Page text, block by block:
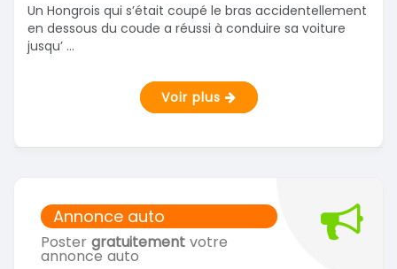
Annonce auto
Poster gratuitement votre
annonce auto
Un Hongrois qui s’était coupé le bras accidentellement
en dessous du coude a réussi à conduire sa voiture
jusqu’ ...
Voir plus